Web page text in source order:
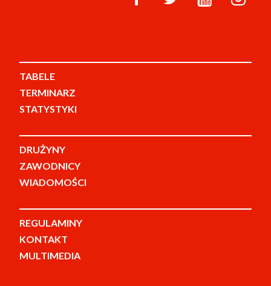
TABELE
TERMINARZ
STATYSTYKI
DRUŻYNY
ZAWODNICY
WIADOMOŚCI
REGULAMINY
KONTAKT
MULTIMEDIA